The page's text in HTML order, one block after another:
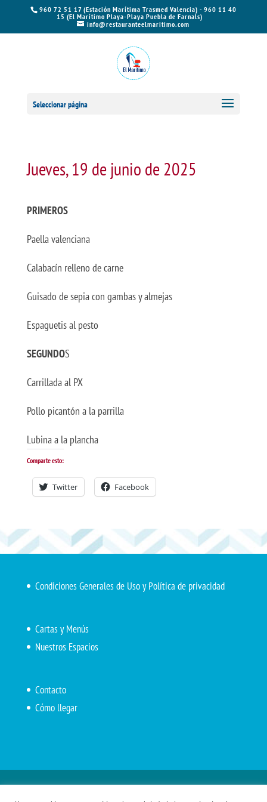
960 72 51 17 (Estación Marítima Trasmed Valencia) - 960 11 40
15 (El Marítimo Playa-Playa Puebla de Farnals)
info@restauranteelmaritimo.com
Seleccionar página
Jueves, 19 de junio de 2025
PRIMEROS
Paella valenciana
Calabacín relleno de carne
Guisado de sepia con gambas y almejas
Espaguetis al pesto
SEGUNDOS
Carrillada al PX
Pollo picantón a la parrilla
Lubina a la plancha
Comparte esto:
Twitter Facebook
Condiciones Generales de Uso y Política de privacidad
Cartas y Menús
Nuestros Espacios
Contacto
Cómo llegar